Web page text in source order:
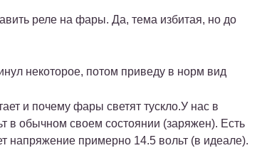
реле на фары. Да, тема избитая, но до
некоторое, потом приведу в норм вид
и почему фары светят тускло.У нас в
в обычном своем состоянии (заряжен). Есть
напряжение примерно 14.5 вольт (в идеале).